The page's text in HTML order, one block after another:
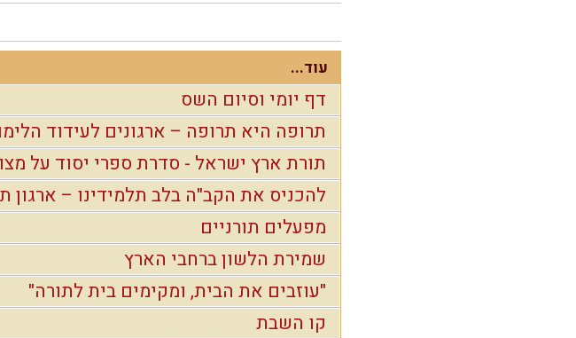
עוד...
דף יומי וסיום השס
תרופה היא תרופה – ארגונים לעידוד
תורת ארץ ישראל - סדרת ספרי יסוד על
להכניס את הקב"ה בלב תלמידינו – ארגון
מפעלים תורניים
שמירת הלשון ברחבי הארץ
"עוזבים את הבית, ומקימים בית לתורה"
קו השבת